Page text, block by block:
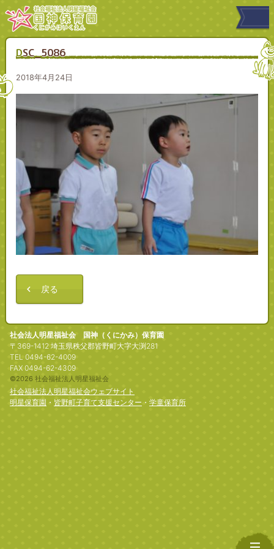
DSC_5086
2018年4月24日
戻る
社会法人明星福祉会 国神（くにかみ）保育園
〒369-1412 埼玉県秩父郡皆野町大字大渕281
TEL 0494-62-4009
FAX 0494-62-4309
©2026 社会福祉法人明星福祉会
社会福祉法人明星福祉会ウェブサイト
明星保育園 ・ 皆野町子育て支援センター ・ 学童保育所